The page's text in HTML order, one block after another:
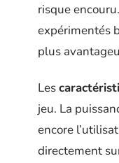
risque
expérimentés
plus
Les
jeu. La
encore
directement